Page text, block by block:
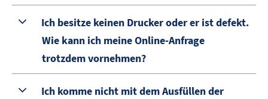
Ich besitze keinen Drucker oder er ist defekt.
Wie kann ich meine Online-Anfrage
trotzdem vornehmen?
Ich komme nicht mit dem Ausfüllen der